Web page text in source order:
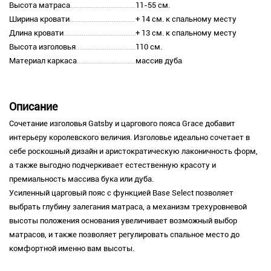
Высота матраса
11-55 см.
Ширина кровати
+ 14 см. к спальному месту
Длина кровати
+ 13 см. к спальному месту
Высота изголовья
110 см.
Материал каркаса
массив дуба
Описание
Сочетание изголовья Gatsby и царгового пояса Grace добавит
интерьеру королевского величия. Изголовье идеально сочетает в
себе роскошный дизайн и аристократическую лаконичность форм,
а также выгодно подчеркивает естественную красоту и
премиальность массива бука или дуба.
Усиленный царговый пояс с функцией Base Select позволяет
выбрать глубину залегания матраса, а механизм трехуровневой
высоты положения основания увеличивает возможный выбор
матрасов, и также позволяет регулировать спальное место до
комфортной именно вам высоты.